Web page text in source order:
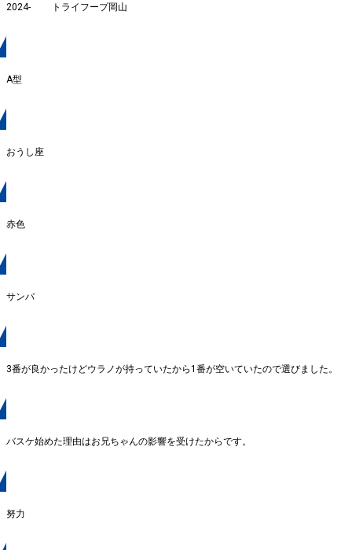
2024- トライフープ岡山
A型
おうし座
赤色
サンバ
3番が良かったけどウラノが持っていたから1番が空いていたので選びました。
バスケ始めた理由はお兄ちゃんの影響を受けたからです。
努力